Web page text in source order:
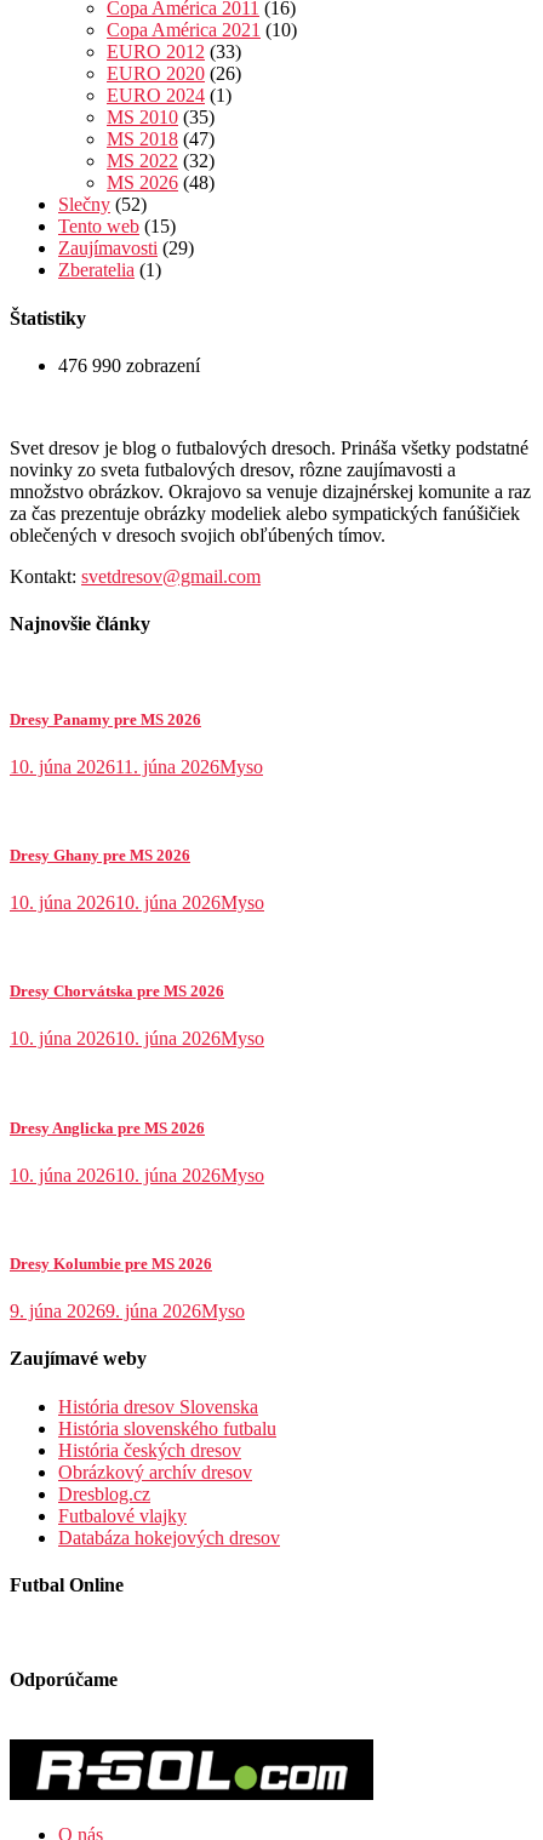
Copa América 2011 (16)
Copa América 2021 (10)
EURO 2012 (33)
EURO 2020 (26)
EURO 2024 (1)
MS 2010 (35)
MS 2018 (47)
MS 2022 (32)
MS 2026 (48)
Slečny (52)
Tento web (15)
Zaujímavosti (29)
Zberatelia (1)
Štatistiky
476 990 zobrazení
Svet dresov je blog o futbalových dresoch. Prináša všetky podstatné
novinky zo sveta futbalových dresov, rôzne zaujímavosti a
množstvo obrázkov. Okrajovo sa venuje dizajnérskej komunite a raz
za čas prezentuje obrázky modeliek alebo sympatických fanúšičiek
oblečených v dresoch svojich obľúbených tímov.
Kontakt: svetdresov@gmail.com
Najnovšie články
Dresy Panamy pre MS 2026
10. júna 202611. júna 2026Myso
Dresy Ghany pre MS 2026
10. júna 202610. júna 2026Myso
Dresy Chorvátska pre MS 2026
10. júna 202610. júna 2026Myso
Dresy Anglicka pre MS 2026
10. júna 202610. júna 2026Myso
Dresy Kolumbie pre MS 2026
9. júna 20269. júna 2026Myso
Zaujímavé weby
História dresov Slovenska
História slovenského futbalu
História českých dresov
Obrázkový archív dresov
Dresblog.cz
Futbalové vlajky
Databáza hokejových dresov
Futbal Online
Odporúčame
O nás